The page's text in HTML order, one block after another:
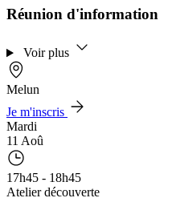
Réunion d'information
Voir plus
Melun
Je m'inscris
Mardi
11 Aoû
17h45 - 18h45
Atelier découverte